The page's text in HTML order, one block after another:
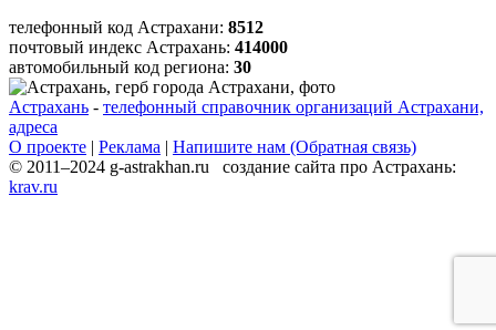
телефонный код Астрахани: 8512
почтовый индекс Астрахань: 414000
автомобильный код региона: 30
Астрахань - телефонный справочник организаций Астрахани,
адреса
О проекте | Реклама | Напишите нам (Обратная связь)
© 2011–2024 g-astrakhan.ru создание сайта про Астрахань:
krav.ru